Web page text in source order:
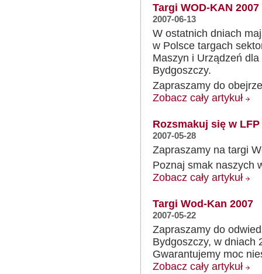
Targi WOD-KAN
2007-06-13
W ostatnich dniach
w Polsce targach
Maszyn i Urządzeń
Bydgoszczy.
Zapraszamy do
Zobacz cały artykuł
Rozsmakuj się w LFP
2007-05-28
Zapraszamy na targi
Poznaj smak naszych
Zobacz cały artykuł
Targi Wod-Kan 2007
2007-05-22
Zapraszamy do
Bydgoszczy, w dniach
Gwarantujemy moc
Zobacz cały artykuł